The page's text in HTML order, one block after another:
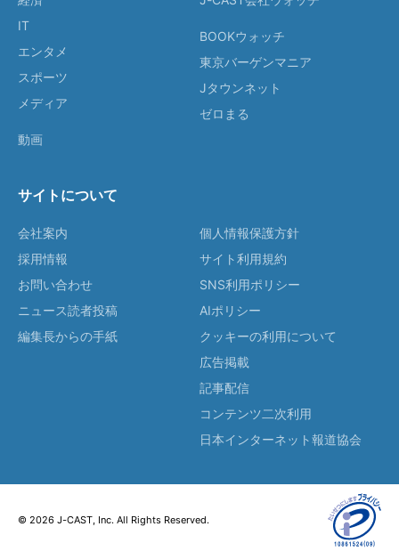
IT
エンタメ
スポーツ
メディア
動画
BOOKウォッチ
東京バーゲンマニア
Jタウンネット
ゼロまる
サイトについて
会社案内
採用情報
お問い合わせ
ニュース読者投稿
編集長からの手紙
個人情報保護方針
サイト利用規約
SNS利用ポリシー
AIポリシー
クッキーの利用について
広告掲載
記事配信
コンテンツ二次利用
日本インターネット報道協会
© 2026 J-CAST, Inc. All Rights Reserved.